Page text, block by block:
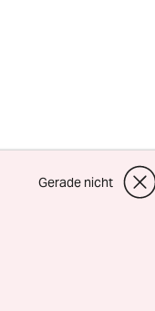
Gerade nicht